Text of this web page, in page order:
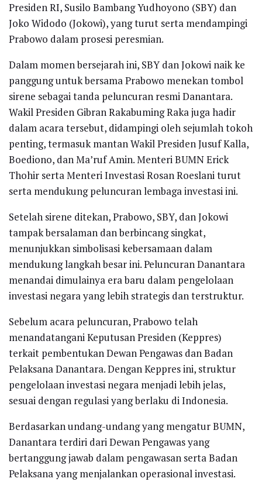
Presiden RI, Susilo Bambang Yudhoyono (SBY) dan
Joko Widodo (Jokowi), yang turut serta mendampingi
Prabowo dalam prosesi peresmian.
Dalam momen bersejarah ini, SBY dan Jokowi naik ke
panggung untuk bersama Prabowo menekan tombol
sirene sebagai tanda peluncuran resmi Danantara.
Wakil Presiden Gibran Rakabuming Raka juga hadir
dalam acara tersebut, didampingi oleh sejumlah tokoh
penting, termasuk mantan Wakil Presiden Jusuf Kalla,
Boediono, dan Ma’ruf Amin. Menteri BUMN Erick
Thohir serta Menteri Investasi Rosan Roeslani turut
serta mendukung peluncuran lembaga investasi ini.
Setelah sirene ditekan, Prabowo, SBY, dan Jokowi
tampak bersalaman dan berbincang singkat,
menunjukkan simbolisasi kebersamaan dalam
mendukung langkah besar ini. Peluncuran Danantara
menandai dimulainya era baru dalam pengelolaan
investasi negara yang lebih strategis dan terstruktur.
Sebelum acara peluncuran, Prabowo telah
menandatangani Keputusan Presiden (Keppres)
terkait pembentukan Dewan Pengawas dan Badan
Pelaksana Danantara. Dengan Keppres ini, struktur
pengelolaan investasi negara menjadi lebih jelas,
sesuai dengan regulasi yang berlaku di Indonesia.
Berdasarkan undang-undang yang mengatur BUMN,
Danantara terdiri dari Dewan Pengawas yang
bertanggung jawab dalam pengawasan serta Badan
Pelaksana yang menjalankan operasional investasi.